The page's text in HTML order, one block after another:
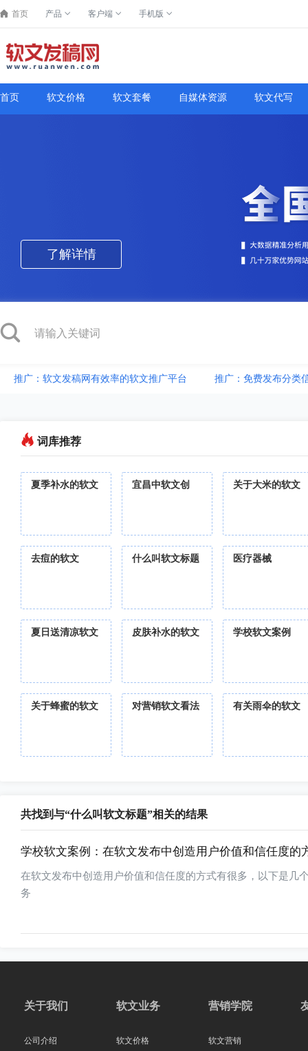
首页 产品 客户端 手机版
首页 软文价格 软文套餐 自媒体资源 软文代写
了解详情
推广：软文发稿网有效率的软文推广平台 推广：免费发布分类
词库推荐
夏季补水的软文 宜昌中软文创 关于大米的软文
去痘的软文 什么叫软文标题 医疗器械
夏日送清凉软文 皮肤补水的软文 学校软文案例
关于蜂蜜的软文 对营销软文看法 有关雨伞的软文
共找到与“什么叫软文标题”相关的结果
学校软文案例：在软文发布中创造用户价值和信任度的
在软文发布中创造用户价值和信任度的方式有很多，以下是几个常见的方法：1 强调产品或服务的独特卖点（
务
关于我们
公司介绍
软文业务
软文价格
营销学院
软文营销